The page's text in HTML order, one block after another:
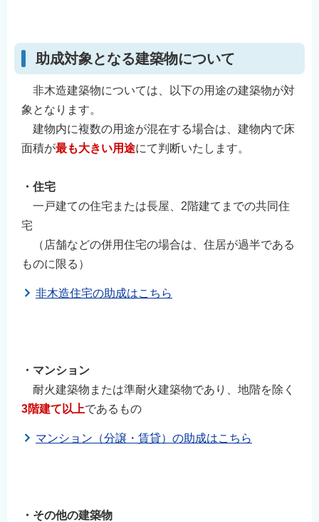
助成対象となる建築物について
非木造建築物については、以下の用途の建築物が対
象となります。
建物内に複数の用途が混在する場合は、建物内で床
面積が最も大きい用途にて判断いたします。
・住宅
一戸建ての住宅または長屋、2階建てまでの共同住
宅
（店舗などの併用住宅の場合は、住居が過半である
ものに限る）
非木造住宅の助成はこちら
・マンション
耐火建築物または準耐火建築物であり、地階を除く
3階建て以上であるもの
マンション（分譲・賃貸）の助成はこちら
・その他の建築物